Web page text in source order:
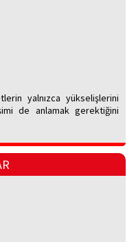
yalnızca yükselişlerini
de anlamak gerektiğini